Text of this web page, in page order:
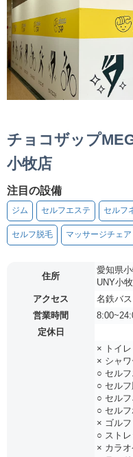
チョコザップ
小牧店
注目の設備
ジム セルフエステ セルフ
セルフ脱毛 マッサージチェア
住所
愛知県
UNY小
アクセス
名鉄バ
営業時間
定休日
× トイレ
× シャワ
○ セル
○ セル
○ セル
○ セル
× ゴルフ
○ スト
× カラオ